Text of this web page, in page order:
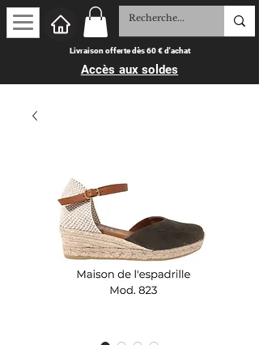
Livraison offerte dès 60 € d'achat
Accès aux soldes